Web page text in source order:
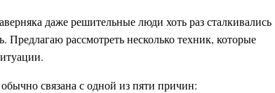
даже решительные люди хоть раз сталкивались
Предлагаю рассмотреть несколько техник, которые
связана с одной из пяти причин: